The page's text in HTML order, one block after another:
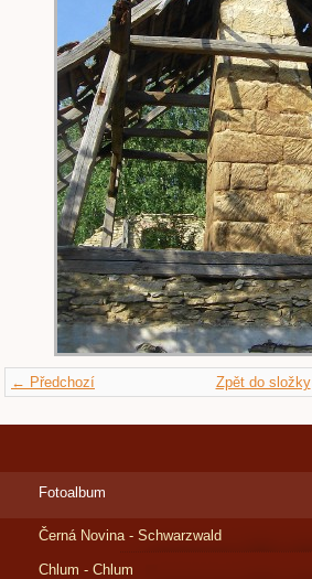
← Předchozí Zpět do složky
Fotoalbum
Černá Novina - Schwarzwald
Chlum - Chlum